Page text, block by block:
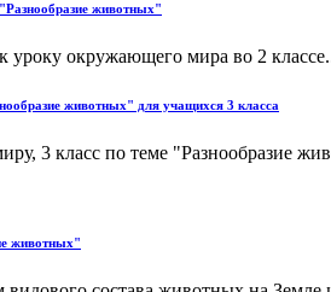
животных"
уроку окружающего мира во 2
животных" для учащихся 3 класса
3 класс по теме "Разнообразие
животных"